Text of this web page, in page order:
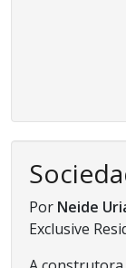
Por Neide
Exclusive